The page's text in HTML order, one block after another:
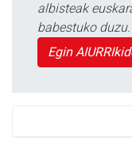
albisteak
babestuko duzu.
Egin